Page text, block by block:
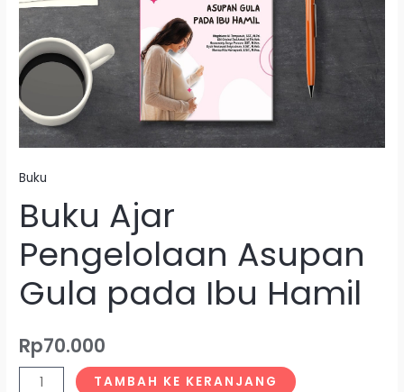
Buku
Buku Ajar
Pengelolaan Asupan
Gula pada Ibu Hamil
Rp70.000
Gula
pada
Ibu
Hamil
TAMBAH KE KERANJANG